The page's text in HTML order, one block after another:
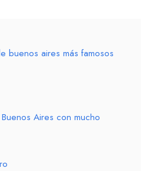
buenos aires más famosos
Aires con mucho